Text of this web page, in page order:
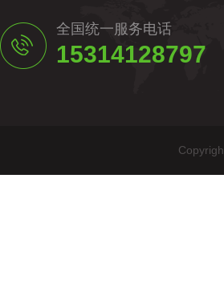
全国统一服务电话
15314128797